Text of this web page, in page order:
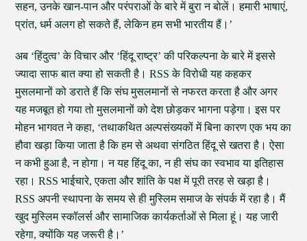
सहन, उनके खान-पान और परंपराओं के बारे में बुरा न बोलें। हमारी भाषाएं,
प्रांत, धर्म अलग हो सकते हैं, लेकिन हम सभी भारतीय हैं।’
अब ‘हिंदुत्व’ के विचार और ‘हिंदू राष्ट्र’ की परिकल्पना के बारे में इससे
ज्यादा साफ बात क्या हो सकती है। RSS के विरोधी यह कहकर
मुसलमानों को डराते हैं कि संघ मुसलमानों से नफरत करता है और अगर
यह मजबूत हो गया तो मुसलमानों को देश छोड़कर भागना पड़ेगा। इस पर
मोहन भागवत ने कहा, ‘तथाकथित अल्पसंख्यकों में बिना कारण एक भय का
हौवा खड़ा किया जाता है कि हम से अथवा संगठित हिंदू से खतरा है। ऐसा
न कभी हुआ है, न होगा। न यह हिंदू का, न ही संघ का स्वभाव या इतिहास
रहा। RSS भाईचारे, एकता और शांति के पक्ष में पूरी तरह से खड़ा है।
RSS अपनी स्थापना के समय से ही मुस्लिम समाज के संपर्क में रहा है। मैं
खुद मुस्लिम स्कॉलर्स और सामाजिक कार्यकर्ताओं से मिला हूं। यह जारी
रहेगा, क्योंकि यह जरूरी है।’